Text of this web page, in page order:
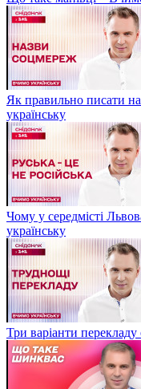
Як правильно писати
українську
Чому у середмісті
українську
Три варіанти